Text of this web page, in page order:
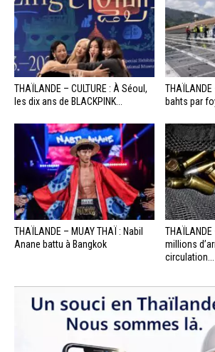
THAÏLANDE – CULTURE : À Séoul,
les dix ans de BLACKPINK...
THAÏLANDE
bahts par
THAÏLANDE – MUAY THAÏ : Nabil
Anane battu à Bangkok
THAÏLANDE
millions
circulation...